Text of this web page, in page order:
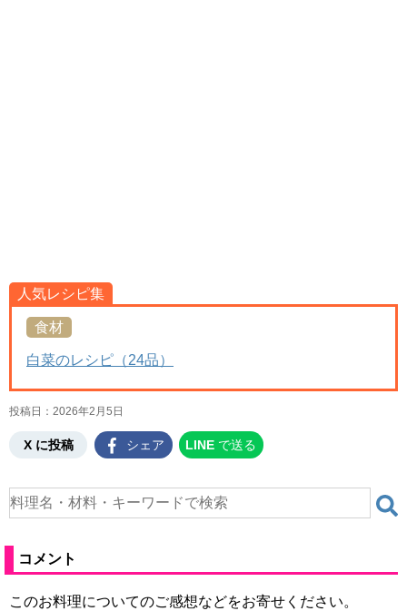
人気レシピ集
食材
白菜のレシピ（24品）
投稿日： 2026年2月5日
X に投稿 シェア LINE で送る
コメント
このお料理についてのご感想などをお寄せください。